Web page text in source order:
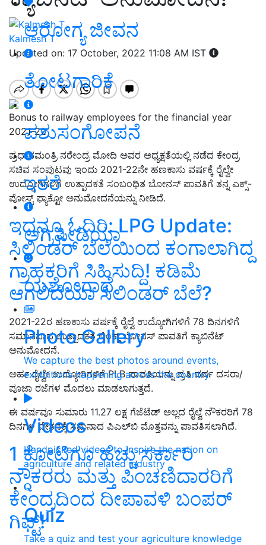
ಆರೋಗ್ಯ ಜೀವನ
ತೋಟಗಾರಿಕೆ
ಪಶುಸಂಗೋಪನೆ
ಇತರೆ
ಅಗ್ರಿಪೀಡಿಯಾ
ಯಶೋಗಾಥೆ
Photo Gallery
We capture the best photos around events,
exhibitions happening across the country
Videos
Handpicked videos to inspire the nation on
agriculture and related industry
Quiz
Take a quiz and test your agriculture knowledge
Kalmesh T
Updated on: 17 October, 2022 11:08 AM IST
Bonus to railway employees for the financial year
2021-22
ಪ್ರಧಾನಮಂತ್ರಿ ನರೇಂದ್ರ ಮೋದಿ ಅವರ ಅಧ್ಯಕ್ಷತೆಯಲ್ಲಿ ನಡೆದ ಕೇಂದ್ರ
ಸಚಿವ ಸಂಪುಟವು ಇಂದು 2021-22ನೇ ಹಣಕಾಸು ವರ್ಷಕ್ಕೆ ರೈಲ್ವೇ
ಉದ್ಯೋಗಿಗಳಿಗೆ ಉತ್ಪಾದಕತೆ ಸಂಬಂಧಿತ ಬೋನಸ್ ಪಾವತಿಗೆ ತನ್ನ ಎಕ್ಸ್-
ಪೋಸ್ಟ್ ಫ್ಯಾಕ್ಟೋ ಅನುಮೋದನೆಯನ್ನು ನೀಡಿದೆ.
ಇದನ್ನೂ ಓದಿರಿ: LPG Update:
ಸಿಲಿಂಡರ್‌ ಬೆಲೆಯಿಂದ ಕಂಗಾಲಾಗಿದ್ದ
ಗ್ರಾಹಕರಿಗೆ ಸಿಹಿಸುದ್ದಿ! ಕಡಿಮೆ
ಆಗಲಿದೆಯಾ ಸಿಲಿಂಡರ್‌ ಬೆಲೆ?
2021-22ರ ಹಣಕಾಸು ವರ್ಷಕ್ಕೆ ರೈಲ್ವೆ ಉದ್ಯೋಗಿಗಳಿಗೆ 78 ದಿನಗಳಿಗೆ
ಸಮಾನವಾದ ಉತ್ಪಾದಕತೆ ಲಿಂಕ್ಡ್ ಬೋನಸ್ ಪಾವತಿಗೆ ಕ್ಯಾಬಿನೆಟ್
ಅನುಮೋದನೆ.
ಅರ್ಹ ರೈಲ್ವೇ ಉದ್ಯೋಗಿಗಳಿಗೆ PLB ಪಾವತಿಯನ್ನು ಪ್ರತಿ ವರ್ಷ ದಸರಾ/
ಪೂಜಾ ರಜೆಗಳ ಮೊದಲು ಮಾಡಲಾಗುತ್ತದೆ.
ಈ ವರ್ಷವೂ ಸುಮಾರು 11.27 ಲಕ್ಷ ಗೆಜೆಟೆಡ್ ಅಲ್ಲದ ರೈಲ್ವೆ ನೌಕರರಿಗೆ 78
ದಿನಗಳ ವೇತನಕ್ಕೆ ಸಮನಾದ ಪಿಎಲ್‌ಬಿ ಮೊತ್ತವನ್ನು ಪಾವತಿಸಲಾಗಿದೆ.
1 ಕೋಟಿಗೂ ಹೆಚ್ಚು ಸರ್ಕಾರಿ
ನೌಕರರು ಮತ್ತು ಪಿಂಚಣಿದಾರರಿಗೆ
ಕೇಂದ್ರದಿಂದ ದೀಪಾವಳಿ ಬಂಪರ್‌
ಗಿಫ್ಟ್‌!